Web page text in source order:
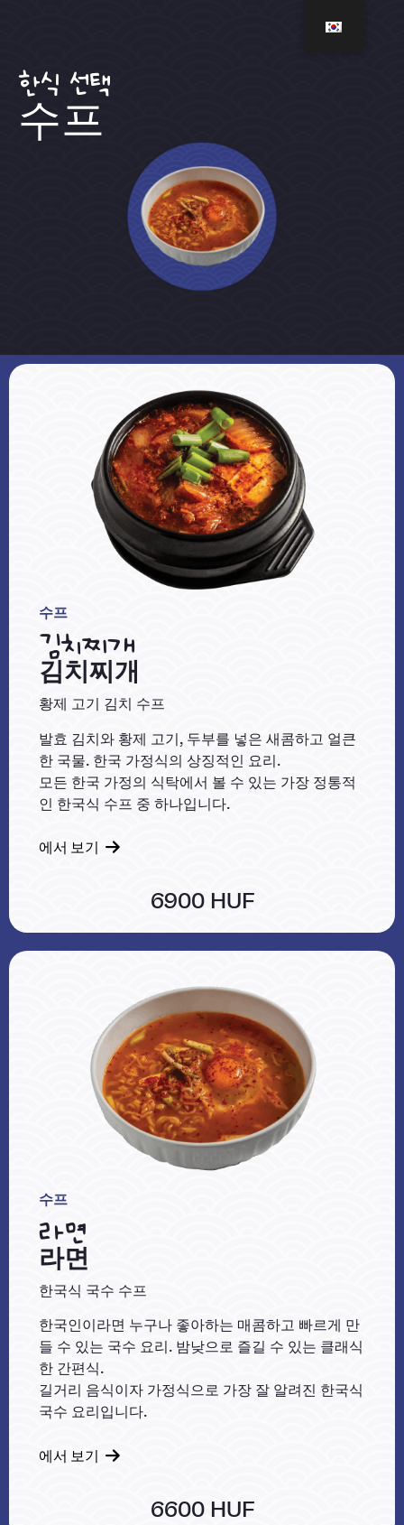
한식 선택
수프
수프
김치찌개
김치찌개
황제 고기 김치 수프
발효 김치와 황제 고기, 두부를 넣은 새콤하고 얼큰
한 국물. 한국 가정식의 상징적인 요리.
모든 한국 가정의 식탁에서 볼 수 있는 가장 정통적
인 한국식 수프 중 하나입니다.
에서 보기
6900 HUF
수프
라면
라면
한국식 국수 수프
한국인이라면 누구나 좋아하는 매콤하고 빠르게 만
들 수 있는 국수 요리. 밤낮으로 즐길 수 있는 클래식
한 간편식.
길거리 음식이자 가정식으로 가장 잘 알려진 한국식
국수 요리입니다.
에서 보기
6600 HUF